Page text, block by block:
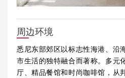
周边环境
悉尼东部郊区以标志性海港、沿
市生活的独特融合而著称。多元
厅、精品餐馆和时尚咖啡馆，从